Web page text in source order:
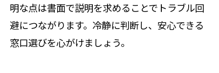
明な点は書面で説明を求めることでトラブル回
避につながります。冷静に判断し、安心できる
窓口選びを心がけましょう。